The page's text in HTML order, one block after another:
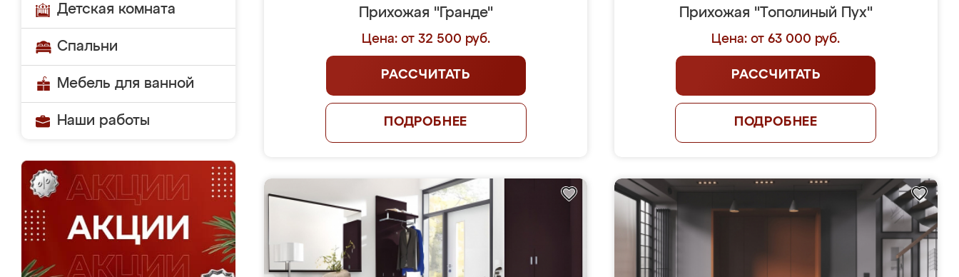
Детская комната
Спальни
Мебель для ванной
Наши работы
Прихожая "Гранде"
Цена: от 32 500 руб.
РАССЧИТАТЬ
ПОДРОБНЕЕ
Прихожая "Тополиный Пух"
Цена: от 63 000 руб.
РАССЧИТАТЬ
ПОДРОБНЕЕ